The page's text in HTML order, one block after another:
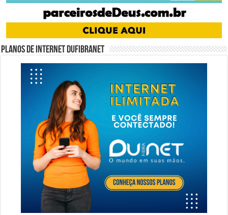
Planos de internet DUFIBRANET